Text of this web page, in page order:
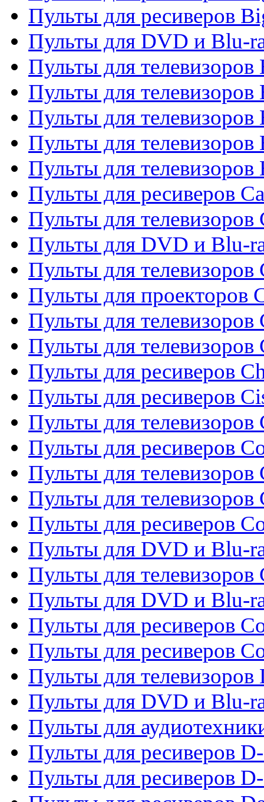
Пульты для ресиверов
Пульты для DVD и Blu-
Пульты для телевизоров
Пульты для телевизоров
Пульты для телевизоров
Пульты для телевизоров
Пульты для телевизоров
Пульты для ресиверов
Пульты для телевизоров
Пульты для DVD и Blu-
Пульты для телевизоров
Пульты для проекторов
Пульты для телевизоров
Пульты для телевизоров
Пульты для ресиверов
Пульты для ресиверов
Пульты для телевизоров
Пульты для ресиверов
Пульты для телевизоров
Пульты для телевизоров
Пульты для ресиверов
Пульты для DVD и Blu-
Пульты для телевизоров
Пульты для DVD и Blu-
Пульты для ресиверов
Пульты для ресиверов
Пульты для телевизоров
Пульты для DVD и Blu-
Пульты для
Пульты для ресиверов
Пульты для ресиверов